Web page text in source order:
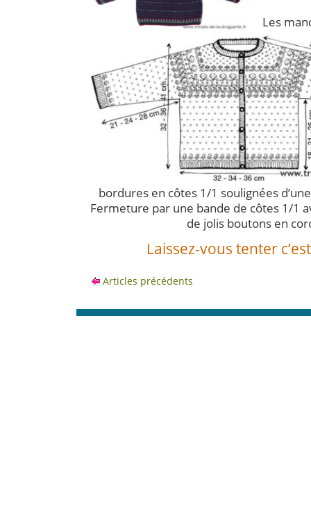
Les
bordures en côtes 1/1 soulignées
Fermeture par une bande de côtes 1/1
de jolis boutons en
Laissez-vous tenter
Articles précédents